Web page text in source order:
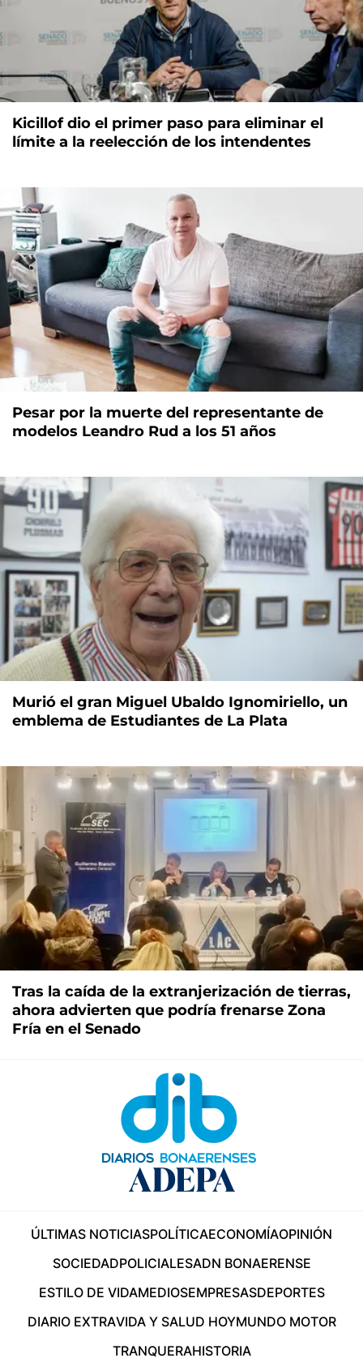
Kicillof dio el primer paso para eliminar el
límite a la reelección de los intendentes
Pesar por la muerte del representante de
modelos Leandro Rud a los 51 años
Murió el gran Miguel Ubaldo Ignomiriello, un
emblema de Estudiantes de La Plata
Tras la caída de la extranjerización de tierras,
ahora advierten que podría frenarse Zona
Fría en el Senado
ÚLTIMAS NOTICIASPOLÍTICAECONOMÍAOPINIÓN
SOCIEDADPOLICIALESADN BONAERENSE
ESTILO DE VIDAMEDIOSEMPRESASDEPORTES
DIARIO EXTRAVIDA Y SALUD HOYMUNDO MOTOR
TRANQUERAHISTORIA